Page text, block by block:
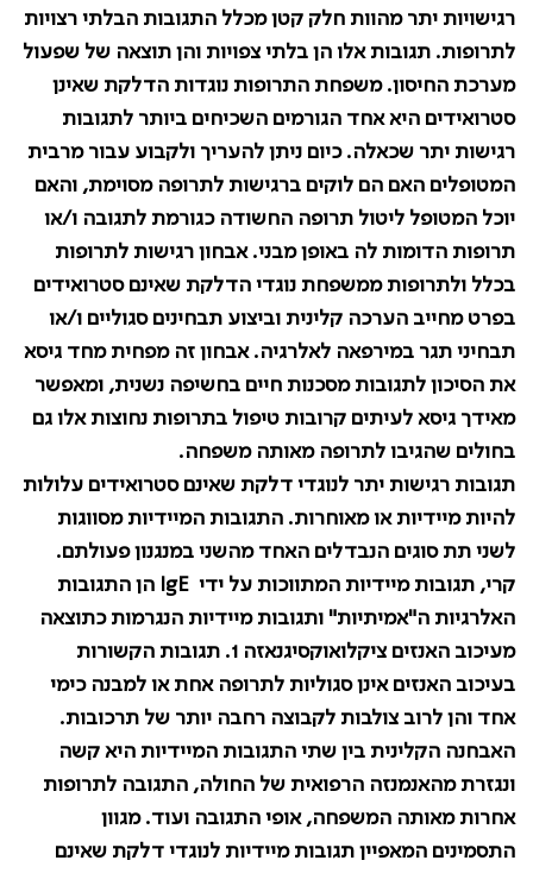
רגישויות יתר מהוות חלק קטן מכלל התגובות הבלתי רצויות
לתרופות. תגובות אלו הן בלתי צפויות והן תוצאה של שפעול
מערכת החיסון. משפחת התרופות נוגדות הדלקת שאינן
סטרואידים היא אחד הגורמים השכיחים ביותר לתגובות
רגישות יתר שכאלה. כיום ניתן להעריך ולקבוע עבור מרבית
המטופלים האם הם לוקים ברגישות לתרופה מסוימת, והאם
יוכל המטופל ליטול תרופה החשודה כגורמת לתגובה ו/או
תרופות הדומות לה באופן מבני. אבחון רגישות לתרופות
בכלל ולתרופות ממשפחת נוגדי הדלקת שאינם סטרואידים
בפרט מחייב הערכה קלינית וביצוע תבחינים סגוליים ו/או
תבחיני תגר במירפאה לאלרגיה. אבחון זה מפחית מחד גיסא
את הסיכון לתגובות מסכנות חיים בחשיפה נשנית, ומאפשר
מאידך גיסא לעיתים קרובות טיפול בתרופות נחוצות אלו גם
בחולים שהגיבו לתרופה מאותה משפחה.
תגובות רגישות יתר לנוגדי דלקת שאינם סטרואידים עלולות
להיות מיידיות או מאוחרות. התגובות המיידיות מסווגות
לשני תת סוגים הנבדלים האחד מהשני במנגנון פעולתם.
קרי, תגובות מיידיות המתווכות על ידי IgE הן התגובות
האלרגיות ה"אמיתיות" ותגובות מיידיות הנגרמות כתוצאה
מעיכוב האנזים ציקלואוקסיגנאזה 1. תגובות הקשורות
בעיכוב האנזים אינן סגוליות לתרופה אחת או למבנה כימי
אחד והן לרוב צולבות לקבוצה רחבה יותר של תרכובות.
האבחנה הקלינית בין שתי התגובות המיידיות היא קשה
ונגזרת מהאנמנזה הרפואית של החולה, התגובה לתרופות
אחרות מאותה המשפחה, אופי התגובה ועוד. מגוון
התסמינים המאפיין תגובות מיידיות לנוגדי דלקת שאינם